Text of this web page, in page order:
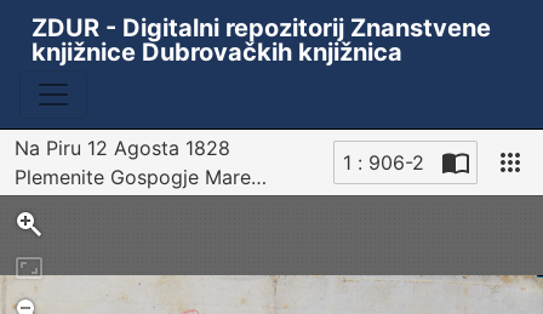
ZDUR - Digitalni repozitorij Znanstvene
knjižnice Dubrovačkih knjižnica
Na Piru 12 Agosta 1828
Plemenite Gospogje Mare
KKohjerri Plemenitoga Gospara
1 : 906-2
Sken